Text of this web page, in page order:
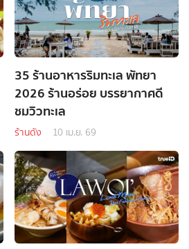
35 ร้านอาหารริมทะเล พัทยา
2026 ร้านอร่อย บรรยากาศดี
ชมวิวทะเล
ร้านดัง 10 เม.ย. 69